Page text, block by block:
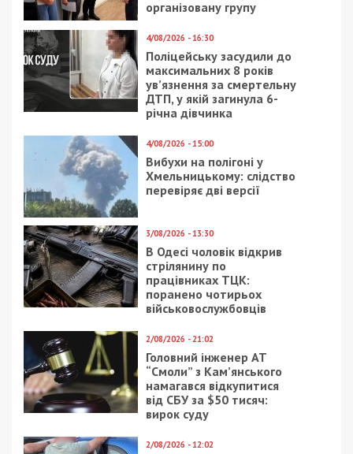
організовану групу
4/08/2026 - 16:30
Поліцейську засудили до
максимальних 8 років
ув’язнення за смертельну
ДТП, у якій загинула 6-
річна дівчинка
4/08/2026 - 15:00
Вибухи на полігоні у
Хмельницькому: слідство
перевіряє дві версії
3/08/2026 - 13:30
В Одесі чоловік відкрив
стрілянину по
працівниках ТЦК:
поранено чотирьох
військовослужбовців
2/08/2026 - 21:02
Головний інженер АТ
“Смоли” з Кам’янського
намагався відкупитися
від СБУ за $50 тисяч:
вирок суду
2/08/2026 - 12:02